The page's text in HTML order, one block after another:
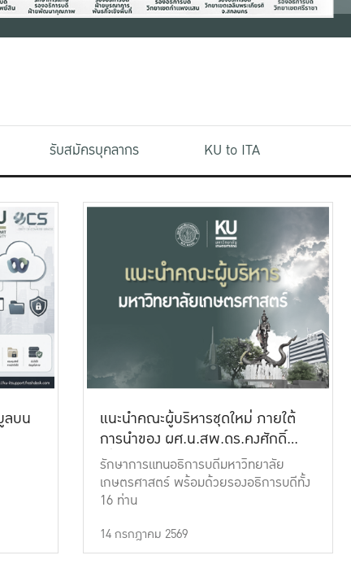
รับสมัครบุคลากร KU to ITA
ลบน
แนะนำคณะผู้บริหารชุดใหม่ ภายใต้
การนำของ ผศ.น.สพ.ดร.คงศักดิ์
เที่ยงธรรม
รักษาการแทนอธิการบดีมหาวิทยาลัย
เกษตรศาสตร์ พร้อมด้วยรองอธิการบดีทั้ง
16 ท่าน
14 กรกฎาคม 2569